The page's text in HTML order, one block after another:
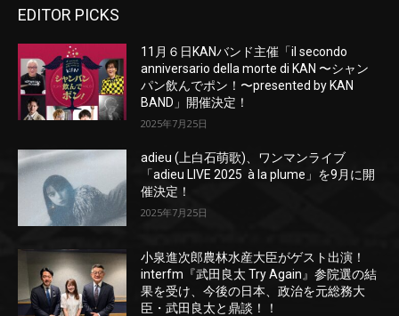
EDITOR PICKS
11月６日KANバンド主催「il secondo
anniversario della morte di KAN 〜シャン
パン飲んでポン！〜presented by KAN
BAND」開催決定！
2025年7月25日
adieu (上白石萌歌)、ワンマンライブ
「adieu LIVE 2025 à la plume」を9月に開
催決定！
2025年7月25日
小泉進次郎農林水産大臣がゲスト出演！
interfm『武田良太 Try Again』参院選の結
果を受け、今後の日本、政治を元総務大
臣・武田良太と鼎談！！